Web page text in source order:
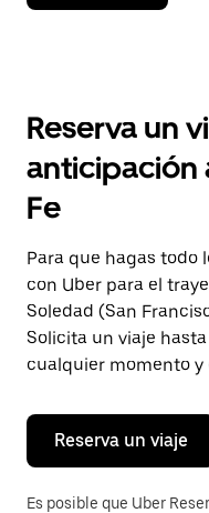
flecha
el
y
selecciona
una
Presiona
la
tecla Esc
para
cerrar
calendario.
Reserva un
anticipación
Fe
Para que hagas todo
con Uber para el
Soledad (San
Solicita un viaje
cualquier momento y
Reserva un viaje
Es posible que Uber